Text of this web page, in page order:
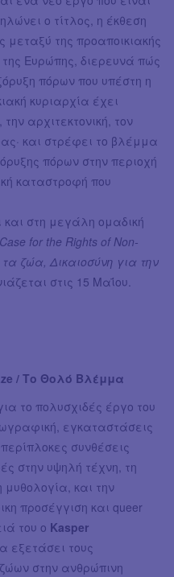
ο τίτλος, η έκθεση
μεταξύ της προαποικιακής
Ευρώπης, διερευνά πώς
πόρων που υπέστη η
κυριαρχία έχει
αρχιτεκτονική, τον
και στρέφει το βλέμμα
πόρων στην περιοχή
καταστροφή που
στη μεγάλη ομαδική
for the Rights of Non-
ζώα, Δικαιοσύνη για την
στις 15 Μαΐου.
/ Το Θολό Βλέμμα
το πολυσχιδές έργο του
εγκαταστάσεις
συνθέσεις
στην υψηλή τέχνη, τη
και την
προσέγγιση και queer
του ο Kasper
εξετάσει τους
στην ανθρώπινη